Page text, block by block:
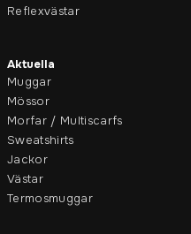
Reflexvästar
Aktuella
Muggar
Mössor
Morfar / Multiscarfs
Sweatshirts
Jackor
Västar
Termosmuggar